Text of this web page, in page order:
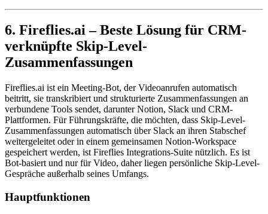
6. Fireflies.ai – Beste Lösung für CRM-
verknüpfte Skip-Level-
Zusammenfassungen
Fireflies.ai ist ein Meeting-Bot, der Videoanrufen automatisch
beitritt, sie transkribiert und strukturierte Zusammenfassungen an
verbundene Tools sendet, darunter Notion, Slack und CRM-
Plattformen. Für Führungskräfte, die möchten, dass Skip-Level-
Zusammenfassungen automatisch über Slack an ihren Stabschef
weitergeleitet oder in einem gemeinsamen Notion-Workspace
gespeichert werden, ist Fireflies Integrations-Suite nützlich. Es ist
Bot-basiert und nur für Video, daher liegen persönliche Skip-Level-
Gespräche außerhalb seines Umfangs.
Hauptfunktionen